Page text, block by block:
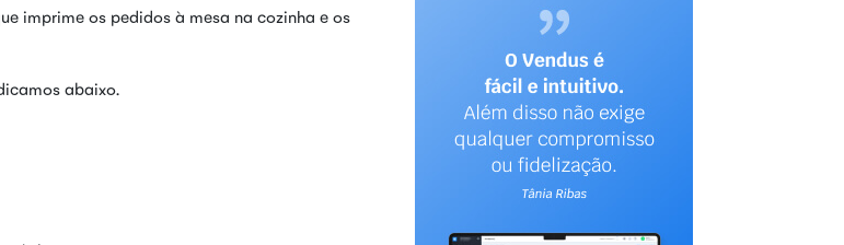
imprime os pedidos à mesa na cozinha e os
abaixo.